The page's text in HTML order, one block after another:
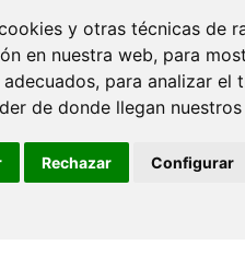
y otras técnicas de
en nuestra web, para
adecuados, para analizar el
de donde llegan
Rechazar Configurar
y producido por: